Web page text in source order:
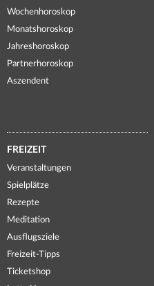
Wochenhoroskop
Monatshoroskop
Jahreshoroskop
Partnerhoroskop
Aszendent
FREIZEIT
Veranstaltungen
Spielplätze
Rezepte
Meditation
Ausflugsziele
Freizeit-Tipps
Ticketshop